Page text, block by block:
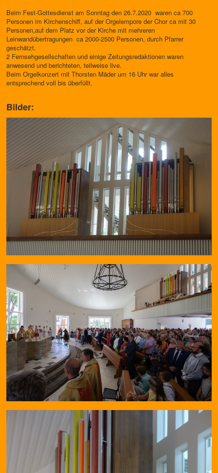
Beim Fest-Gottesdienst am Sonntag den 26.7.2020 waren ca 700
Personen im Kirchenschiff, auf der Orgelempore der Chor ca mit 30
Personen,auf dem Platz vor der Kirche mit mehreren
Leinwandübertragungen ca 2000-2500 Personen, durch Pfarrer
geschätzt.
2 Fernsehgesellschaften und einige Zeitungsredaktionen waren
anwesend und berichteten, teilweise live.
Beim Orgelkonzert mit Thorsten Mäder um 16 Uhr war alles
entsprechend voll bis überfüllt.
Bilder: